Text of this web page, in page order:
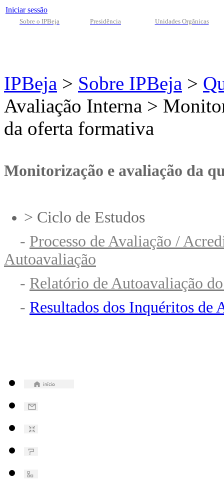
Iniciar sessão
Sobre o IPBeja Presidência Unidades Orgânicas
IPBeja > Sobre IPBeja >
Avaliação Interna >
da oferta formativa
Monitorização e avaliação da
> Ciclo de Estudos
- Processo de Avaliação /
Autoavaliação
- Relatório de Autoavaliação
- Resultados dos Inquéritos de